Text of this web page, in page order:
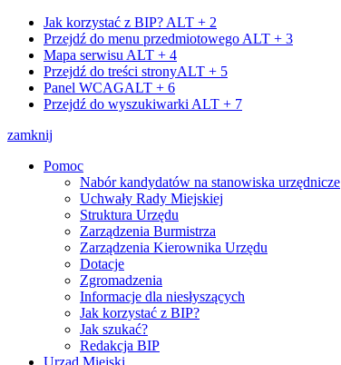
Jak korzystać z BIP? ALT + 2
Przejdź do menu przedmiotowego ALT + 3
Mapa serwisu ALT + 4
Przejdź do treści stronyALT + 5
Panel WCAGALT + 6
Przejdź do wyszukiwarki ALT + 7
zamknij
Pomoc
Nabór kandydatów na stanowiska urzędnicze
Uchwały Rady Miejskiej
Struktura Urzędu
Zarządzenia Burmistrza
Zarządzenia Kierownika Urzędu
Dotacje
Zgromadzenia
Informacje dla niesłyszących
Jak korzystać z BIP?
Jak szukać?
Redakcja BIP
Urząd Miejski